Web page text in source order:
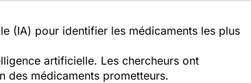
(IA) pour identifier les médicaments les plus
artificielle. Les chercheurs ont
des médicaments prometteurs.